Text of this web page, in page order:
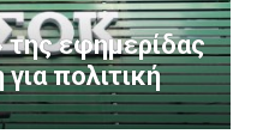
εφημερίδας
πολιτική